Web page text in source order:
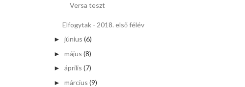
Versa teszt
Elfogytak - 2018. első félév
► június (6)
► május (8)
► április (7)
► március (9)